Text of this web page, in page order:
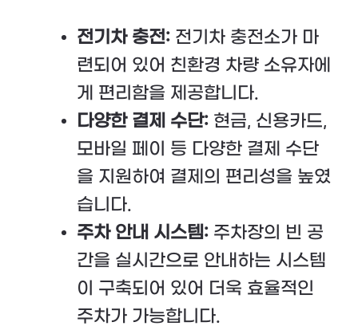
전기차 충전: 전기차 충전소가 마
련되어 있어 친환경 차량 소유자에
게 편리함을 제공합니다.
다양한 결제 수단: 현금, 신용카드,
모바일 페이 등 다양한 결제 수단
을 지원하여 결제의 편리성을 높였
습니다.
주차 안내 시스템: 주차장의 빈 공
간을 실시간으로 안내하는 시스템
이 구축되어 있어 더욱 효율적인
주차가 가능합니다.